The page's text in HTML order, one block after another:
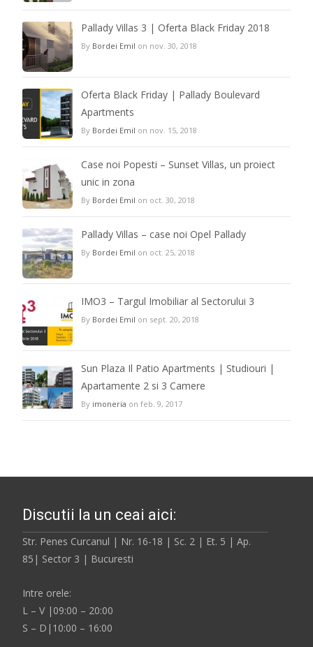
Pallady Villas 3 | Oferta Black Friday 2018
By Bordei Emil on nov. 30, 2018
Oferta Black Friday | Pallady Boulevard
Apartments
By Bordei Emil on nov. 15, 2018
Case noi Popesti – Sunset Villas, un proiect
unic in zona
By Bordei Emil on oct. 30, 2018
Pallady Villas – case noi Opel Pallady
By Bordei Emil on oct. 25, 2018
IMO3 – Targul Imobiliar al Sectorului 3
By Bordei Emil on sept. 20, 2018
Sun Plaza Il Patio Apartments | Studiouri |
Apartamente 2 si 3 Camere
By imoneria on feb. 9, 2017
Discutii la un ceai aici:
Str. Penes Curcanul | Nr. 16-18 | Sc. 2 | Et. 5 | Ap.
85| Sector 3 | Bucuresti
Intre orele:
L – V |09:00 – 20:00
S – D|10:00 – 16:00